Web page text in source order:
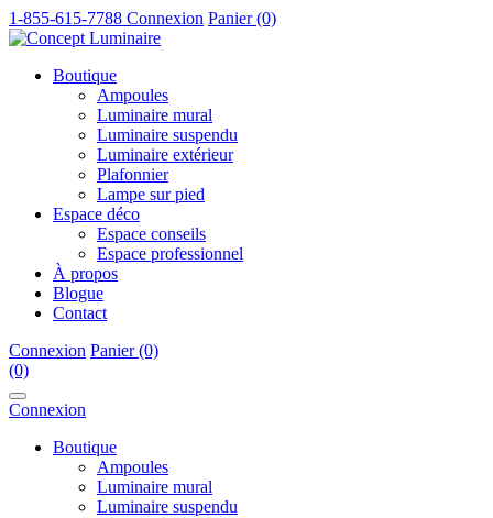
1-855-615-7788 Connexion Panier (0)
Boutique
Ampoules
Luminaire mural
Luminaire suspendu
Luminaire extérieur
Plafonnier
Lampe sur pied
Espace déco
Espace conseils
Espace professionnel
À propos
Blogue
Contact
Connexion Panier (0)
(0)
Connexion
Boutique
Ampoules
Luminaire mural
Luminaire suspendu